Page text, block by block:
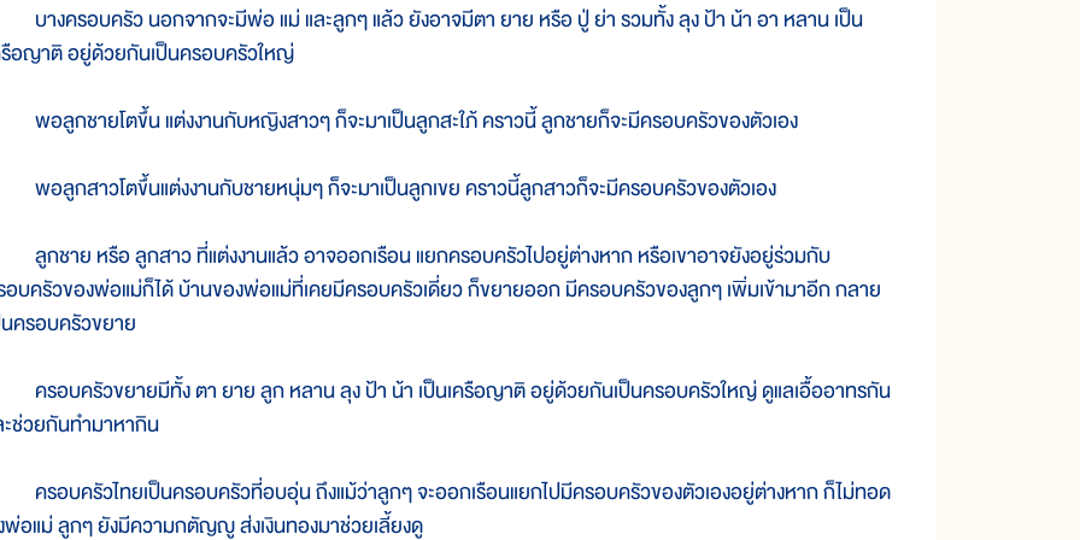
บางครอบครัว นอกจากจะมีพ่อ แม่ และลูกๆ แล้ว ยังอาจมีตา ยาย หรือ ปู่ ย่า รวมทั้ง ลุง ป้า น้า อา หลาน เป็น
รือญาติ อยู่ด้วยกันเป็นครอบครัวใหญ่
พอลูกชายโตขึ้น แต่งงานกับหญิงสาวๆ ก็จะมาเป็นลูกสะใภ้ คราวนี้ ลูกชายก็จะมีครอบครัวของตัวเอง
พอลูกสาวโตขึ้นแต่งงานกับชายหนุ่มๆ ก็จะมาเป็นลูกเขย คราวนี้ลูกสาวก็จะมีครอบครัวของตัวเอง
ลูกชาย หรือ ลูกสาว ที่แต่งงานแล้ว อาจออกเรือน แยกครอบครัวไปอยู่ต่างหาก หรือเขาอาจยังอยู่ร่วมกับ
อบครัวของพ่อแม่ก็ได้ บ้านของพ่อแม่ที่เคยมีครอบครัวเดี่ยว ก็ขยายออก มีครอบครัวของลูกๆ เพิ่มเข้ามาอีก กลาย
นครอบครัวขยาย
ครอบครัวขยายมีทั้ง ตา ยาย ลูก หลาน ลุง ป้า น้า เป็นเครือญาติ อยู่ด้วยกันเป็นครอบครัวใหญ่ ดูแลเอื้ออาทรกัน
ะช่วยกันทำมาหากิน
ครอบครัวไทยเป็นครอบครัวที่อบอุ่น ถึงแม้ว่าลูกๆ จะออกเรือนแยกไปมีครอบครัวของตัวเองอยู่ต่างหาก ก็ไม่ทอด
พ่อแม่ ลูกๆ ยังมีความกตัญญู ส่งเงินทองมาช่วยเลี้ยงดู